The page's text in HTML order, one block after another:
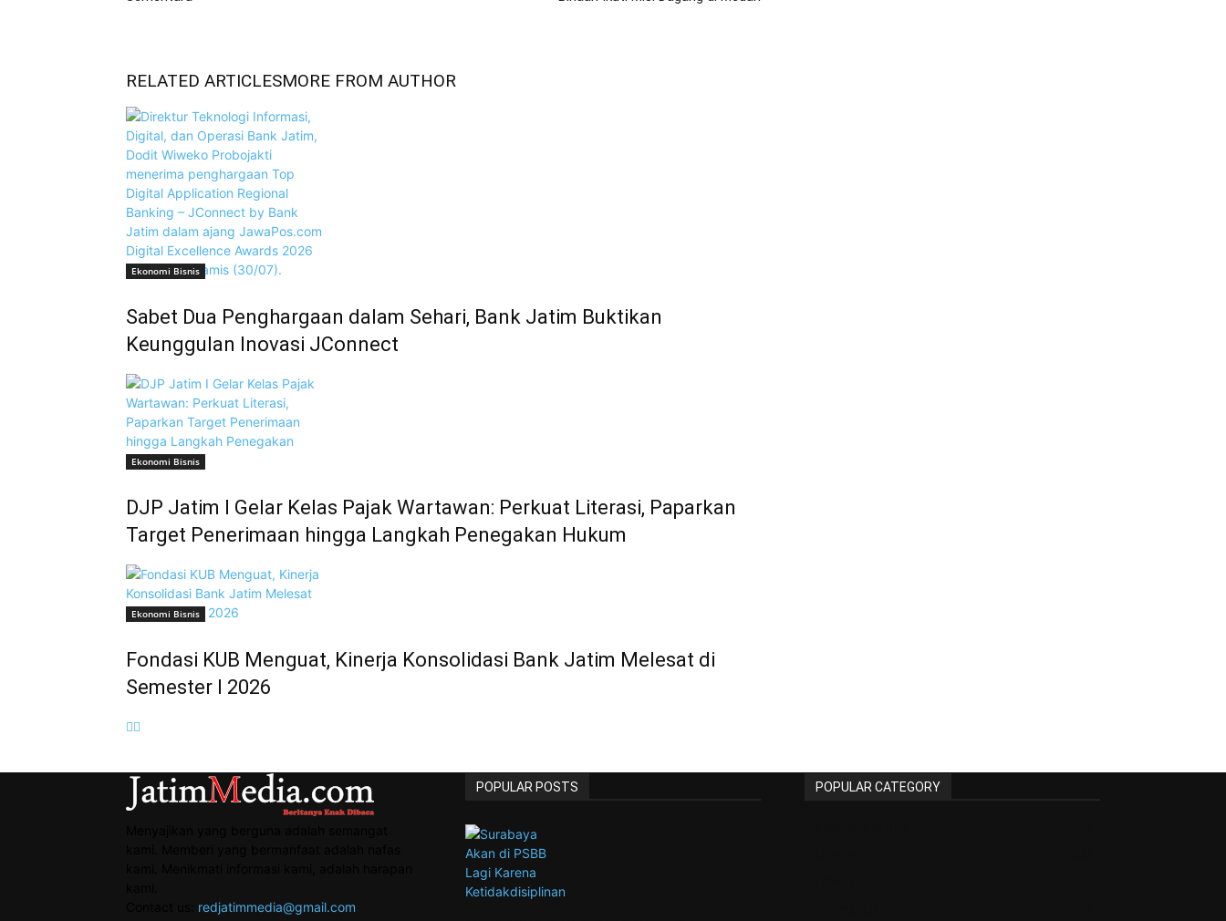
RELATED ARTICLESMORE FROM AUTHOR
Ekonomi Bisnis
Sabet Dua Penghargaan dalam Sehari, Bank Jatim Buktikan
Keunggulan Inovasi JConnect
Ekonomi Bisnis
DJP Jatim I Gelar Kelas Pajak Wartawan: Perkuat Literasi, Paparkan
Target Penerimaan hingga Langkah Penegakan Hukum
Ekonomi Bisnis
Fondasi KUB Menguat, Kinerja Konsolidasi Bank Jatim Melesat di
Semester I 2026
redjatimmedia@gmail.com
POPULAR POSTS POPULAR CATEGORY